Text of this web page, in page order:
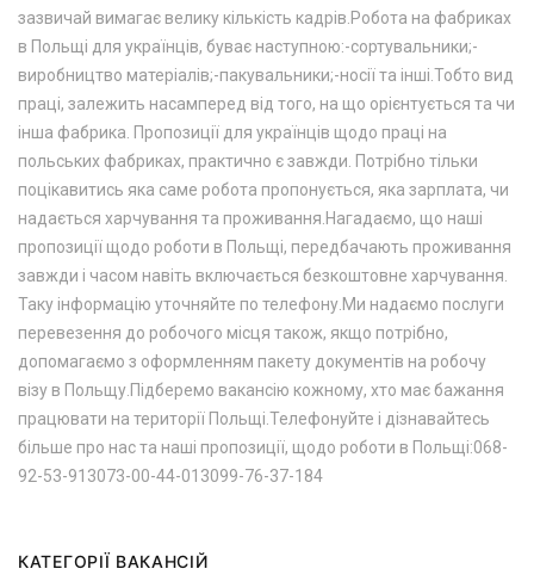
зазвичай вимагає велику кількість кадрів.Робота на фабриках
в Польщі для українців, буває наступною:-сортувальники;-
виробництво матеріалів;-пакувальники;-носії та інші.Тобто вид
праці, залежить насамперед від того, на що орієнтується та чи
інша фабрика. Пропозиції для українців щодо праці на
польських фабриках, практично є завжди. Потрібно тільки
поцікавитись яка саме робота пропонується, яка зарплата, чи
надається харчування та проживання.Нагадаємо, що наші
пропозиції щодо роботи в Польщі, передбачають проживання
завжди і часом навіть включається безкоштовне харчування.
Таку інформацію уточняйте по телефону.Ми надаємо послуги
перевезення до робочого місця також, якщо потрібно,
допомагаємо з оформленням пакету документів на робочу
візу в Польщу.Підберемо вакансію кожному, хто має бажання
працювати на території Польщі.Телефонуйте і дізнавайтесь
більше про нас та наші пропозиції, щодо роботи в Польщі:068-
92-53-913073-00-44-013099-76-37-184
КАТЕГОРІЇ ВАКАНСІЙ